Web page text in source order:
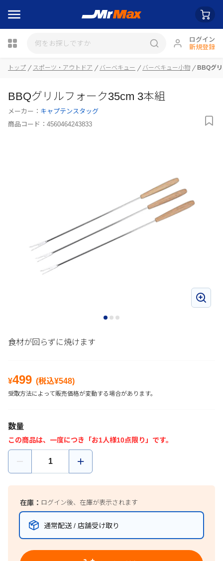
ログイン
新規登録
瓶詰
トップ スポーツ・アウトドア バーベキュー バーベキュー小物 BBQグ
BBQグリルフォーク35cm 3本組
メーカー： キャプテンスタッグ
商品コード： 4560464243833
食材が回らずに焼けます
¥499 (税込¥548)
受取方法によって販売価格が変動する場合があります。
数量
この商品は、一度につき「お1人様10点限り」です。
在庫： ログイン後、在庫が表示されます
通常配送 / 店舗受け取り